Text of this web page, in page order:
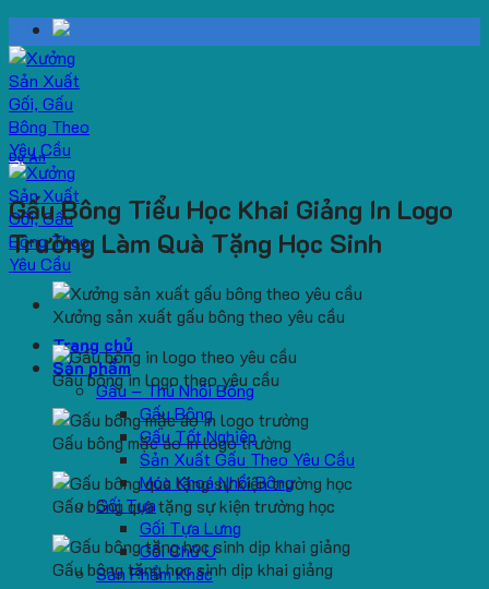
Skip
to
content
Trang chủ
Sản phẩm
Gấu – Thú Nhồi Bông
Gấu Bông
Gấu Tốt Nghiệp
Sản Xuất Gấu Theo Yêu Cầu
Móc Khoá Nhồi Bông
Gối Tựa
Gối Tựa Lưng
Gối Chữ U
Sản Phẩm Khác
Dự Án
Gấu Bông Tiểu Học Khai Giảng In Logo
Trường Làm Quà Tặng Học Sinh
Xưởng sản xuất gấu bông theo yêu cầu
Gấu bông in logo theo yêu cầu
Gấu bông mặc áo in logo trường
Gấu bông quà tặng sự kiện trường học
Gấu bông tặng học sinh dịp khai giảng